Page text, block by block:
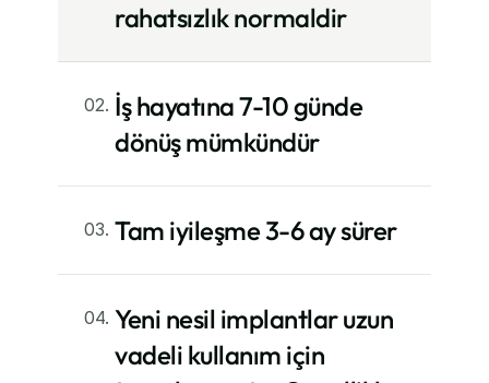
rahatsızlık normaldir
02. İş hayatına 7-10 günde
dönüş mümkündür
03. Tam iyileşme 3-6 ay sürer
04. Yeni nesil implantlar uzun
vadeli kullanım için